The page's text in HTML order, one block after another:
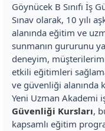
Göynücek B Sınıfı İş
Sınav olarak, 10 yılı
alanında eğitim ve
sunmanın gururunu
deneyim,
etkili eğitimleri
ve güvenliği alanında
Yeni Uzman Akademi
Güvenliği Kursları,
kapsamlı eğitim